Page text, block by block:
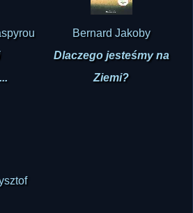
Bernard Jakoby
Dlaczego jesteśmy na
Ziemi?